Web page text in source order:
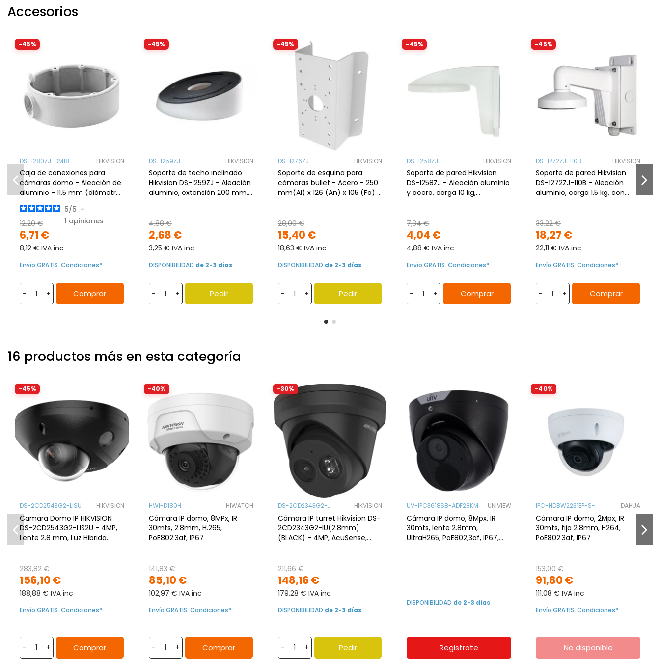
Accesorios
-45%
DS-1280ZJ-DM18 HIKVISION
Caja de conexiones para
cámaras domo - Aleación de
aluminio - 11.5 mm (diámetro
base)
5/5 -
1 opiniones
6,71 €
12,20 €
8,12 € IVA inc
Envío GRATIS. Condiciones*
- + Comprar
-45%
DS-1259ZJ HIKVISION
Soporte de techo inclinado
Hikvision DS-1259ZJ - Aleación
aluminio, extensión 200 mm,
2,68 €
4,88 €
3,25 € IVA inc
DISPONIBILIDAD de 2-3 días
- + Pedir
-45%
DS-1276ZJ HIKVISION
Soporte de esquina para
cámaras bullet - Acero - 250
mm(Al) x 126 (An) x 105 (Fo) -
15,40 €
28,00 €
18,63 € IVA inc
DISPONIBILIDAD de 2-3 días
- + Pedir
-45%
DS-1258ZJ HIKVISION
Soporte de pared Hikvision
DS-1258ZJ - Aleación aluminio
y acero, carga 10 kg,
4,04 €
7,34 €
4,88 € IVA inc
Envío GRATIS. Condiciones*
- + Comprar
-45%
DS-1272ZJ-110B HIKVISION
Soporte de pared Hikvision
DS-1272ZJ-110B - Aleación
aluminio, carga 1.5 kg, con
18,27 €
33,22 €
22,11 € IVA inc
Envío GRATIS. Condiciones*
- + Comprar
16 productos más en esta categoría
-45%
DS-2CD2543G2-LISU
(Black)
HIKVISION
Camara Domo IP HIKVISION
DS-2CD2543G2-LIS2U - 4MP,
Lente 2.8 mm, Luz Hibrida
30m, AcuSense, Audio Array,
156,10 €
283,82 €
188,88 € IVA inc
Envío GRATIS. Condiciones*
- + Comprar
-40%
HWI-D180H HIWATCH
Cámara IP domo, 8MPx, IR
30mts, 2.8mm, H.265,
PoE802.3af, IP67
85,10 €
141,83 €
102,97 € IVA inc
Envío GRATIS. Condiciones*
- + Comprar
-30%
DS-2CD2343G2-
IU(2.8mm)(BL
HIKVISION
Cámara IP turret Hikvision DS-
2CD2343G2-IU(2.8mm)
(BLACK) - 4MP, AcuSense,
148,16 €
211,66 €
179,28 € IVA inc
DISPONIBILIDAD de 2-3 días
- + Pedir
UV-IPC3618SB-ADF28KM-
I0-B
UNIVIEW
Cámara IP domo, 8Mpx, IR
30mts, lente 2.8mm,
UltraH265, PoE802,3af, IP67,
DISPONIBILIDAD de 2-3 días
Registrate
-40%
IPC-HDBW2231EP-S-
0280B-S2
DAHUA
Cámara IP domo, 2Mpx, IR
30mts, fija 2.8mm, H264,
PoE802.3af, IP67
91,80 €
153,00 €
111,08 € IVA inc
Envío GRATIS. Condiciones*
No disponible